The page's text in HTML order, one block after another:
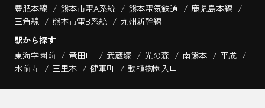
豊肥本線
熊本市電A系統 熊本電気鉄道
鹿児島本線
三角線
熊本市電B系統
九州新幹線
駅から探す
東海学園前
竜田口 武蔵塚 光の森 南熊本
平成
水前寺
三里木 健軍町 動植物園入口